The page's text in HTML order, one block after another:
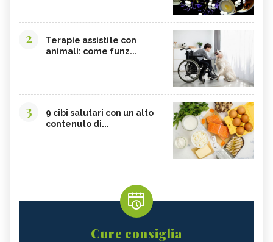
2
Terapie assistite con
animali: come funz...
3
9 cibi salutari con un alto
contenuto di...
Cure consiglia